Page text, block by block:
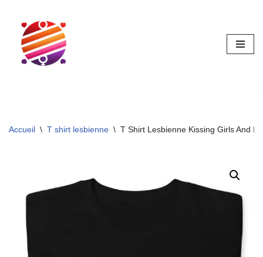
Aller
contenu
Accueil \ T shirt lesbienne \ T Shirt Lesbienne Kissing Girls And I